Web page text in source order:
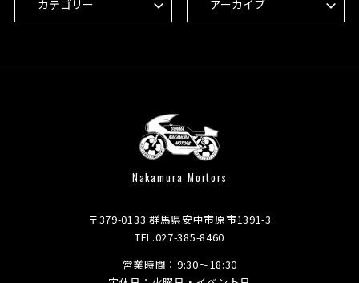
Nakamura Mortors
〒379-0133 群馬県安中市原市1391-3
TEL.027-385-8460
営業時間：9:30～18:30